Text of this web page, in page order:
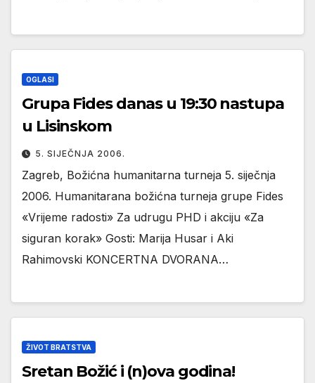
OGLASI
Grupa Fides danas u 19:30 nastupa
u Lisinskom
5. SIJEČNJA 2006.
Zagreb, Božićna humanitarna turneja 5. siječnja
2006. Humanitarana božićna turneja grupe Fides
«Vrijeme radosti» Za udrugu PHD i akciju «Za
siguran korak» Gosti: Marija Husar i Aki
Rahimovski KONCERTNA DVORANA…
ŽIVOT BRATSTVA
Sretan Božić i (n)ova godina!